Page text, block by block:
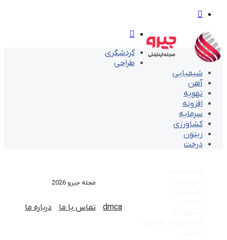
گردشگری
طراحی
شیمیایی
آهن
تهویه
افزونه
سرمایه
کشاورزی
زیتون
درخت
مجله جیرو 2026
dmca تماس با ما درباره ما